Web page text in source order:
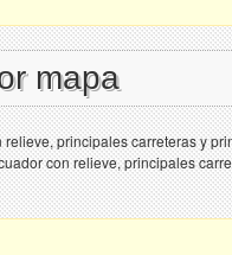
mapa
principales carreteras y
con relieve, principales